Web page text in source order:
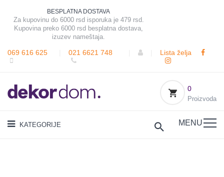
BESPLATNA DOSTAVA
Za kupovinu do 6000 rsd isporuka je 479 rsd.
Kupovina preko 6000 rsd besplatna dostava,
izuzev nameštaja.
069 616 625 021 6621 748 Lista želja
0
Proizvoda
KATEGORIJE MENU